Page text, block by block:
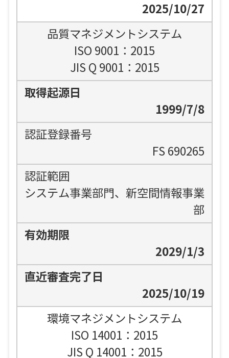
2025/10/27
品質マネジメントシステム
ISO 9001：2015
JIS Q 9001：2015
1999/7/8
FS 690265
システム事業部門、新空間情報事業
部
2029/1/3
2025/10/19
環境マネジメントシステム
ISO 14001：2015
JIS Q 14001：2015